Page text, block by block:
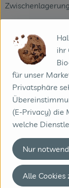
Tiefkühlware
Boxen mit
tiefgekühlt.
braunem
neugierige
Falls du mal
wie besprochen
bleibt, findest du
bis zu drei grüne
Kühlboxen oder
Bio-Schätze
ihr
für unser
Privatsphäre
(E-Privacy) die
welche
Nur
Alle Cookies